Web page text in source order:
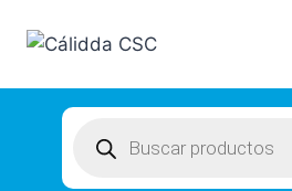
search